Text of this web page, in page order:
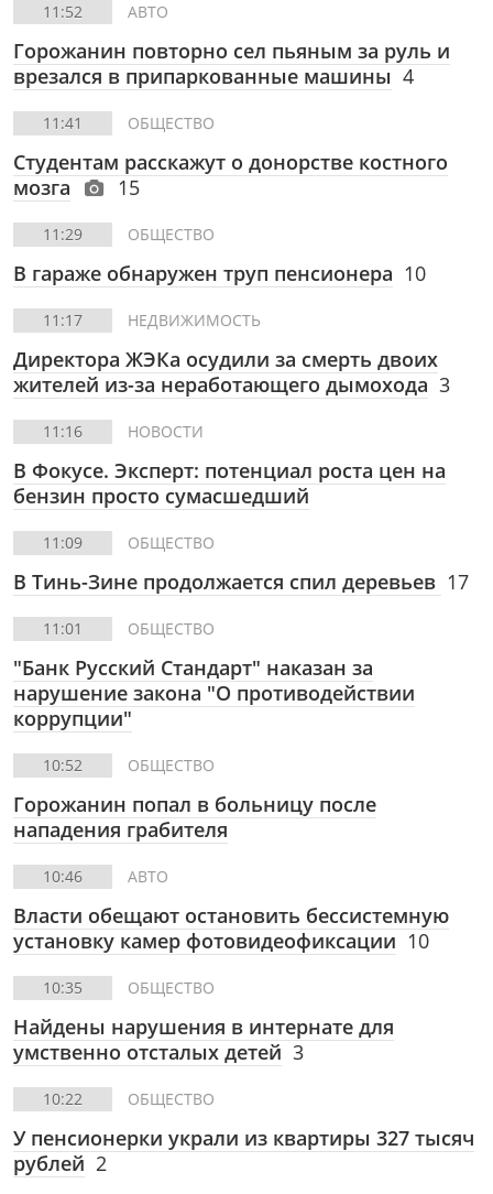
11:52 АВТО
Горожанин повторно сел пьяным за руль и
врезался в припаркованные машины 4
11:41 ОБЩЕСТВО
Студентам расскажут о донорстве костного
мозга
15
11:29 ОБЩЕСТВО
В гараже обнаружен труп пенсионера 10
11:17 НЕДВИЖИМОСТЬ
Директора ЖЭКа осудили за смерть двоих
жителей из-за неработающего дымохода 3
11:16 НОВОСТИ
В Фокусе. Эксперт: потенциал роста цен на
бензин просто сумасшедший
11:09 ОБЩЕСТВО
В Тинь-Зине продолжается спил деревьев 17
11:01 ОБЩЕСТВО
"Банк Русский Стандарт" наказан за
нарушение закона "О противодействии
коррупции"
10:52 ОБЩЕСТВО
Горожанин попал в больницу после
нападения грабителя
10:46 АВТО
Власти обещают остановить бессистемную
установку камер фотовидеофиксации 10
10:35 ОБЩЕСТВО
Найдены нарушения в интернате для
умственно отсталых детей 3
10:22 ОБЩЕСТВО
У пенсионерки украли из квартиры 327 тысяч
рублей 2